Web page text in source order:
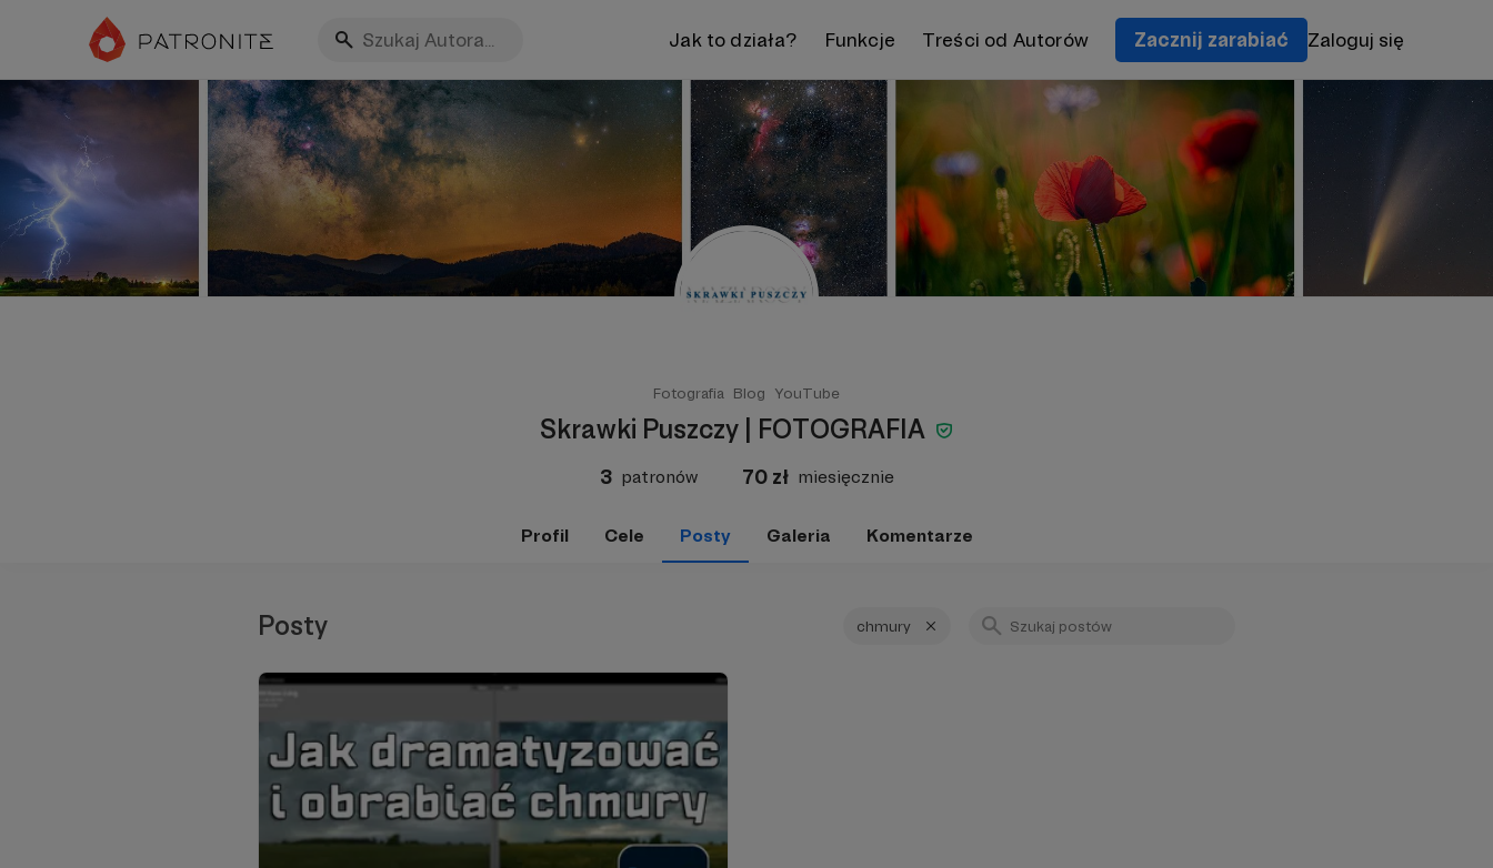
Jak to działa? Funkcje Treści od Autorów Zacznij zarabiać Zaloguj się
Fotografia Blog YouTube
Skrawki Puszczy | FOTOGRAFIA
3 patronów 70 zł miesięcznie
Profil Cele Posty Galeria Komentarze
Posty chmury